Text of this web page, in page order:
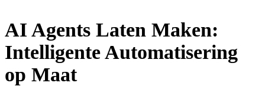
AI Agents Laten Maken:
Intelligente Automatisering
op Maat